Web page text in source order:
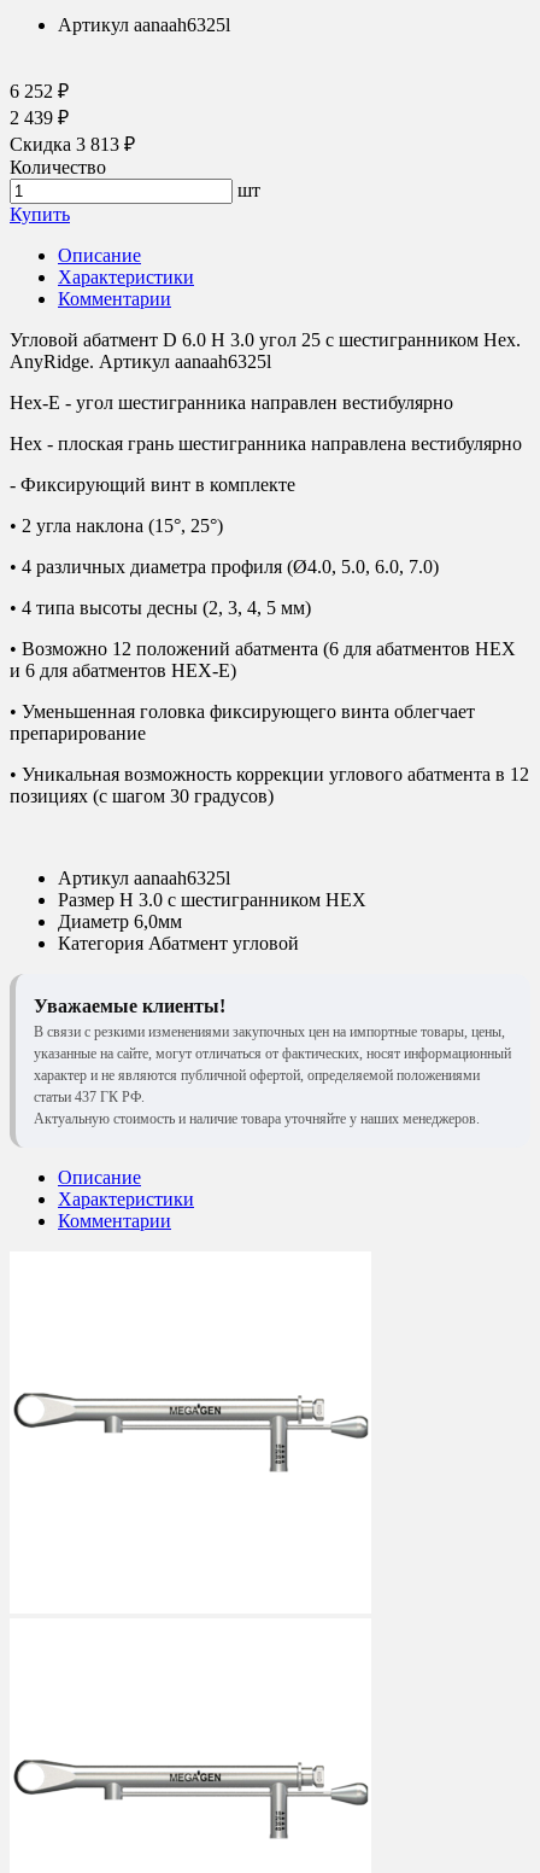
Артикул aanaah6325l
6 252 ₽
2 439 ₽
Скидка 3 813 ₽
Количество
шт
Купить
Описание
Характеристики
Комментарии
Угловой абатмент D 6.0 H 3.0 угол 25 с шестигранником Hex.
AnyRidge. Артикул aanaah6325l
Hex-E - угол шестигранника направлен вестибулярно
Hex - плоская грань шестигранника направлена вестибулярно
- Фиксирующий винт в комплекте
• 2 угла наклона (15°, 25°)
• 4 различных диаметра профиля (Ø4.0, 5.0, 6.0, 7.0)
• 4 типа высоты десны (2, 3, 4, 5 мм)
• Возможно 12 положений абатмента (6 для абатментов HEX
и 6 для абатментов HEX-E)
• Уменьшенная головка фиксирующего винта облегчает
препарирование
• Уникальная возможность коррекции углового абатмента в 12
позициях (с шагом 30 градусов)
Артикул aanaah6325l
Размер Н 3.0 с шестигранником HEX
Диаметр 6,0мм
Категория Абатмент угловой
Уважаемые клиенты!
В связи с резкими изменениями закупочных цен на импортные товары, цены,
указанные на сайте, могут отличаться от фактических, носят информационный
характер и не являются публичной офертой, определяемой положениями
статьи 437 ГК РФ.
Актуальную стоимость и наличие товара уточняйте у наших менеджеров.
Описание
Характеристики
Комментарии